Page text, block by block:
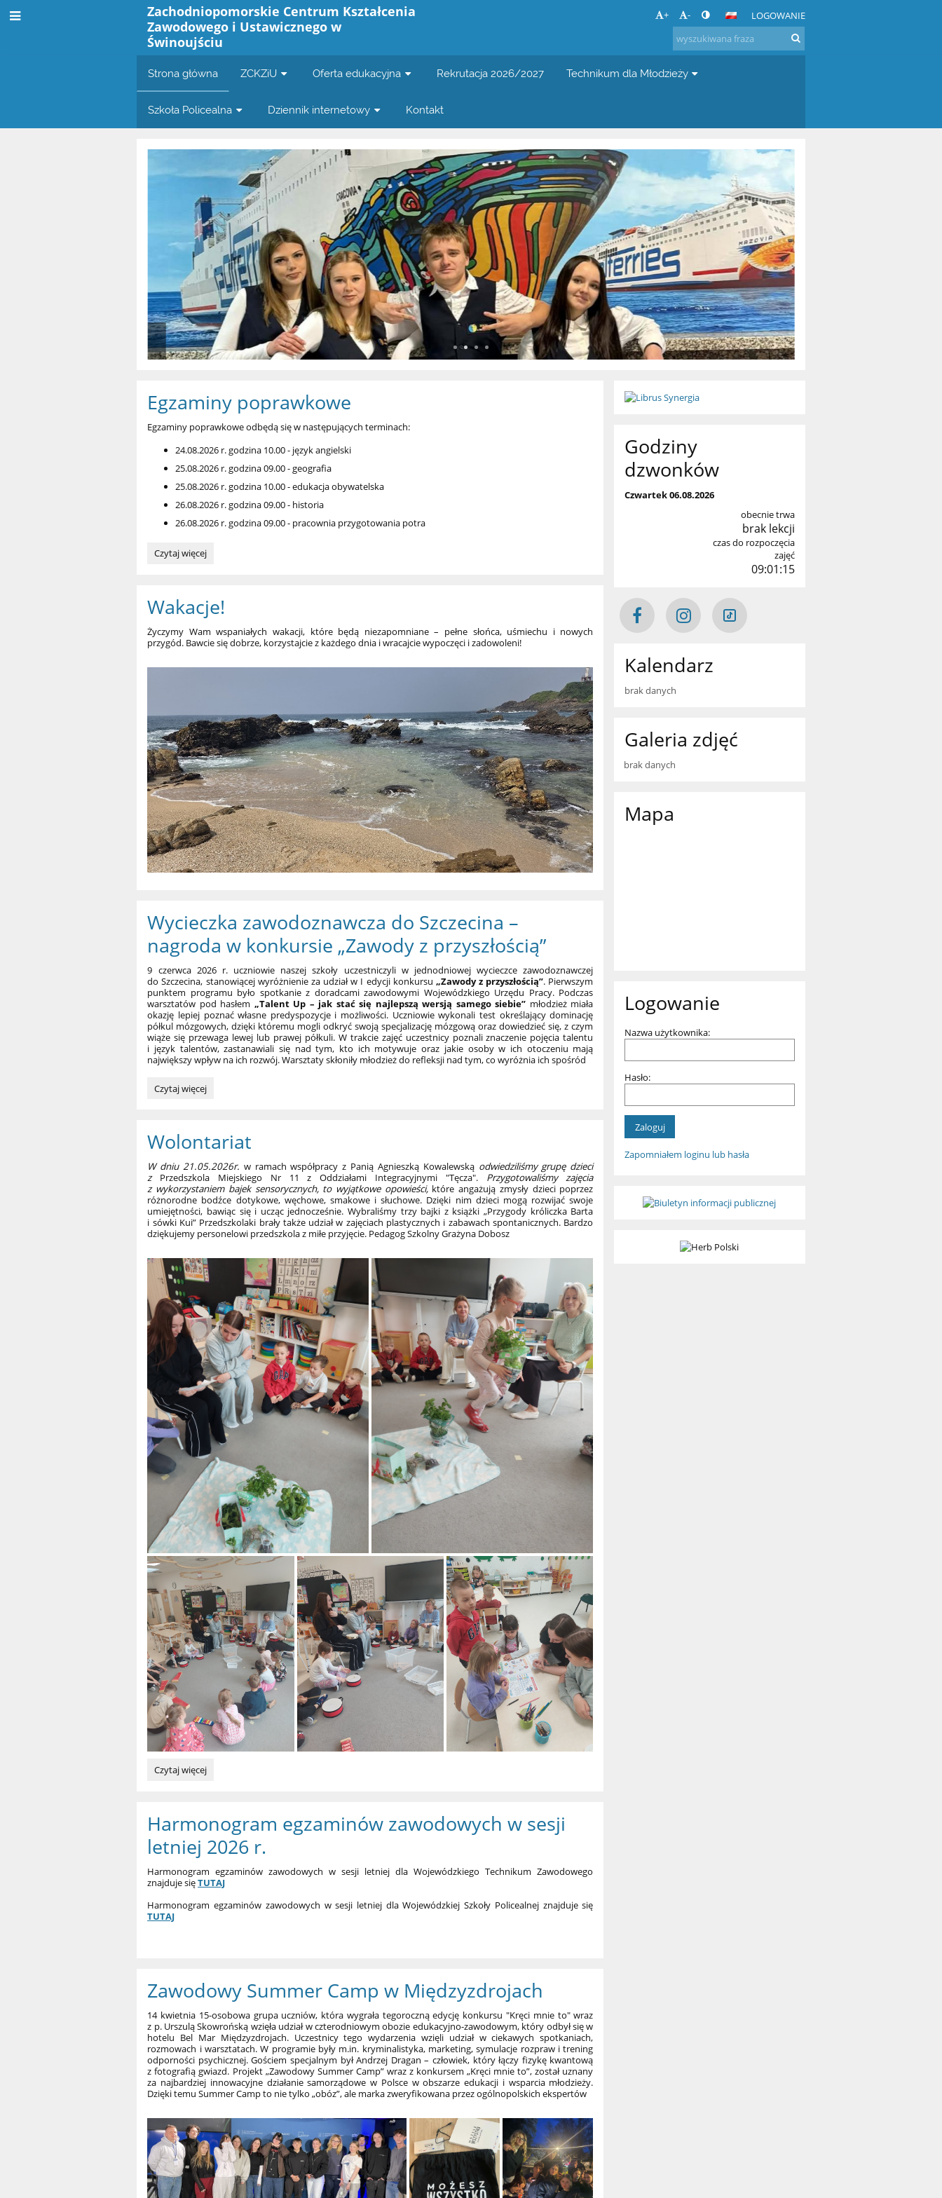
Zachodniopomorskie Centrum Kształcenia
Zawodowego i Ustawicznego w
Świnoujściu
+ - LOGOWANIE
Strona główna ZCKZiU Oferta edukacyjna Rekrutacja 2026/2027 Technikum dla Młodzieży
Szkoła Policealna Dziennik internetowy Kontakt
Strona
główna
Egzaminy poprawkowe
Egzaminy poprawkowe odbędą się w następujących terminach:
24.08.2026 r. godzina 10.00 - język angielski
25.08.2026 r. godzina 09.00 - geografia
25.08.2026 r. godzina 10.00 - edukacja obywatelska
26.08.2026 r. godzina 09.00 - historia
26.08.2026 r. godzina 09.00 - pracownia przygotowania potra
Egzaminy
Czytaj więcej
Wakacje!
Życzymy Wam wspaniałych wakacji, które będą niezapomniane – pełne słońca, uśmiechu i nowych
przygód. Bawcie się dobrze, korzystajcie z każdego dnia i wracajcie wypoczęci i zadowoleni!
Wycieczka zawodoznawcza do Szczecina –
nagroda w konkursie „Zawody z przyszłością”
9 czerwca 2026 r. uczniowie naszej szkoły uczestniczyli w jednodniowej wycieczce zawodoznawczej
do Szczecina, stanowiącej wyróżnienie za udział w I edycji konkursu „Zawody z przyszłością”. Pierwszym
punktem programu było spotkanie z doradcami zawodowymi Wojewódzkiego Urzędu Pracy. Podczas
warsztatów pod hasłem „Talent Up – jak stać się najlepszą wersją samego siebie” młodzież miała
okazję lepiej poznać własne predyspozycje i możliwości. Uczniowie wykonali test określający dominację
półkul mózgowych, dzięki któremu mogli odkryć swoją specjalizację mózgową oraz dowiedzieć się, z czym
wiąże się przewaga lewej lub prawej półkuli. W trakcie zajęć uczestnicy poznali znaczenie pojęcia talentu
i język talentów, zastanawiali się nad tym, kto ich motywuje oraz jakie osoby w ich otoczeniu mają
największy wpływ na ich rozwój. Warsztaty skłoniły młodzież do refleksji nad tym, co wyróżnia ich spośród
Wycieczka
–
nagroda
w
konkursie
„Zawody
z
przyszłością”:
Czytaj więcej
Wolontariat
W dniu 21.05.2026r. w ramach współpracy z Panią Agnieszką Kowalewskąodwiedziliśmy grupę dzieci
z Przedszkola Miejskiego Nr 11 z Oddziałami Integracyjnymi "Tęcza". Przygotowaliśmy zajęcia
z wykorzystaniem bajek sensorycznych, to wyjątkowe opowieści, które angażują zmysły dzieci poprzez
różnorodne bodźce dotykowe, węchowe, smakowe i słuchowe. Dzięki nim dzieci mogą rozwijać swoje
umiejętności, bawiąc się i ucząc jednocześnie. Wybraliśmy trzy bajki z książki „Przygody króliczka Barta
i sówki Kui” Przedszkolaki brały także udział w zajęciach plastycznych i zabawach spontanicznych. Bardzo
dziękujemy personelowi przedszkola z miłe przyjęcie. Pedagog Szkolny Grażyna Dobosz
Wolontariat:
Czytaj więcej
Harmonogram egzaminów zawodowych w sesji
letniej 2026 r.
Harmonogram egzaminów zawodowych w sesji letniej dla Wojewódzkiego Technikum Zawodowego
znajduje sięTUTAJ
Harmonogram egzaminów zawodowych w sesji letniej dla Wojewódzkiej Szkoły Policealnej znajduje się
TUTAJ
Zawodowy Summer Camp w Międzyzdrojach
14 kwietnia 15-osobowa grupa uczniów, która wygrała tegoroczną edycję konkursu "Kręci mnie to" wraz
z p. Urszulą Skowrońską wzięła udział w czterodniowym obozie edukacyjno-zawodowym, który odbył się w
hotelu Bel Mar Międzyzdrojach. Uczestnicy tego wydarzenia wzięli udział w ciekawych spotkaniach,
rozmowach i warsztatach. W programie były m.in. kryminalistyka, marketing, symulacje rozpraw i trening
odporności psychicznej. Gościem specjalnym był Andrzej Dragan – człowiek, który łączy fizykę kwantową
z fotografią gwiazd. Projekt „Zawodowy Summer Camp” wraz z konkursem „Kręci mnie to”, został uznany
za najbardziej innowacyjne działanie samorządowe w Polsce w obszarze edukacji i wsparcia młodzieży.
Dzięki temu Summer Camp to nie tylko „obóz”, ale marka zweryfikowana przez ogólnopolskich ekspertów
Godziny
dzwonków
Czwartek 06.08.2026
obecnie trwa
brak lekcji
czas do rozpoczęcia
zajęć
09:01:14
Kalendarz
brak danych
Galeria zdjęć
brak danych
Mapa
Logowanie
Nazwa użytkownika:
Hasło:
Zapomniałem loginu lub hasła